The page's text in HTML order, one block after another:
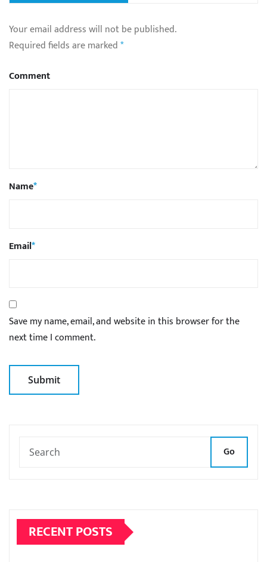
Your email address will not be published.
Required fields are marked*
Comment
Name*
Email*
Save my name, email, and website in this browser for the
next time I comment.
Go
RECENT POSTS